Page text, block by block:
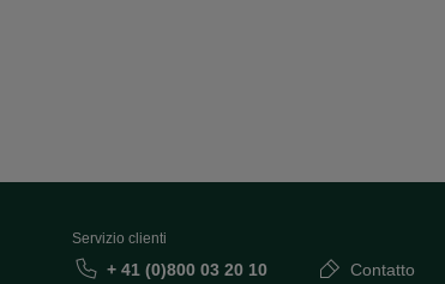
Servizio clienti
+ 41 (0)800 03 20 10 Contatto